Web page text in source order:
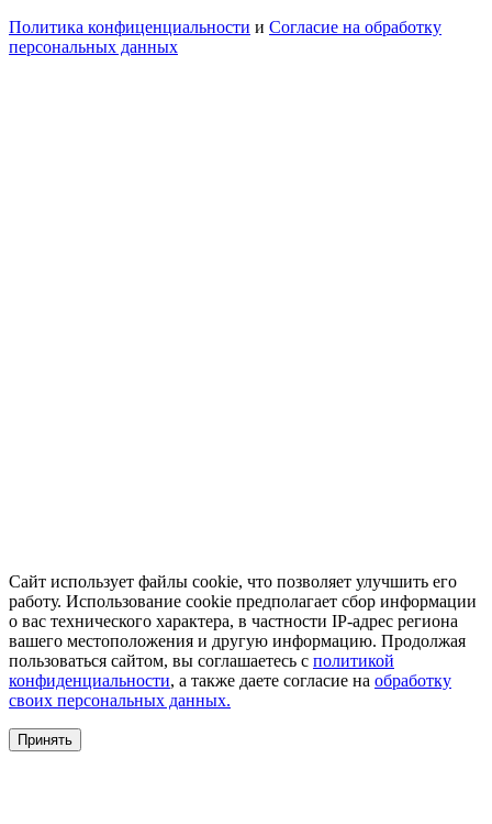
Политика конфиценциальности и Согласие на обработку
персональных данных
Сайт использует файлы cookie, что позволяет улучшить его
работу. Использование cookie предполагает сбор информации
о вас технического характера, в частности IP-адрес региона
вашего местоположения и другую информацию. Продолжая
пользоваться сайтом, вы соглашаетесь с политикой
конфиденциальности, а также даете согласие на обработку
своих персональных данных.
Принять